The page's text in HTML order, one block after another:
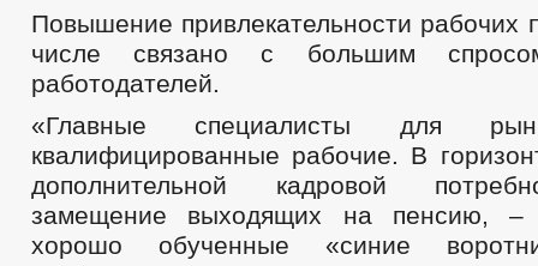
Повышение привлекательности рабочих
числе связано с большим
работодателей.
«Главные специалисты для
квалифицированные рабочие. В
дополнительной кадровой
замещение выходящих на пенсию, –
хорошо обученные «синие